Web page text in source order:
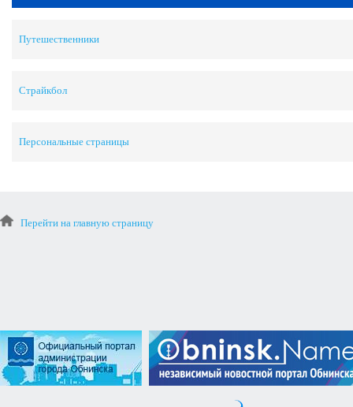
Путешественники
Страйкбол
Персональные страницы
Перейти на главную страницу